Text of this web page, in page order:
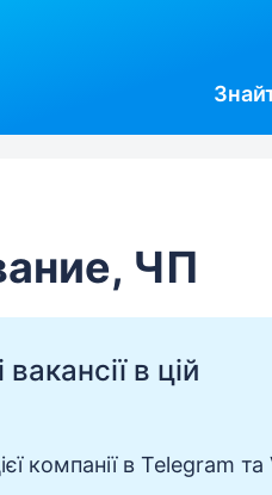
ЧП
в цій
компанії в Telegram та